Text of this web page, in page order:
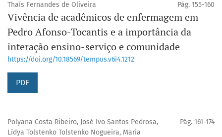
Thaís Fernandes de Oliveira Pág. 155-160
Vivência de acadêmicos de enfermagem em
Pedro Afonso-Tocantis e a importância da
interação ensino-serviço e comunidade
https://doi.org/10.18569/tempus.v6i4.1212
PDF
Polyana Costa Ribeiro, José Ivo Santos Pedrosa,
Lídya Tolstenko Tolstenko Nogueira, Maria
Pág. 161-174